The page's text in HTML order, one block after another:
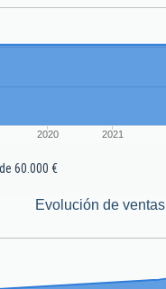
2020 2021
60.000 €
Evolución de ventas